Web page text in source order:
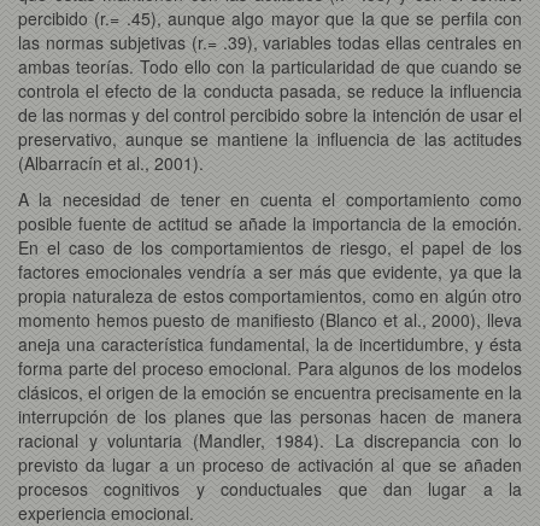
percibido (r.= .45), aunque algo mayor que la que se perfila con
las normas subjetivas (r.= .39), variables todas ellas centrales en
ambas teorías. Todo ello con la particularidad de que cuando se
controla el efecto de la conducta pasada, se reduce la influencia
de las normas y del control percibido sobre la intención de usar el
preservativo, aunque se mantiene la influencia de las actitudes
(Albarracín et al., 2001).
A la necesidad de tener en cuenta el comportamiento como
posible fuente de actitud se añade la importancia de la emoción.
En el caso de los comportamientos de riesgo, el papel de los
factores emocionales vendría a ser más que evidente, ya que la
propia naturaleza de estos comportamientos, como en algún otro
momento hemos puesto de manifiesto (Blanco et al., 2000), lleva
aneja una característica fundamental, la de incertidumbre, y ésta
forma parte del proceso emocional. Para algunos de los modelos
clásicos, el origen de la emoción se encuentra precisamente en la
interrupción de los planes que las personas hacen de manera
racional y voluntaria (Mandler, 1984). La discrepancia con lo
previsto da lugar a un proceso de activación al que se añaden
procesos cognitivos y conductuales que dan lugar a la
experiencia emocional.